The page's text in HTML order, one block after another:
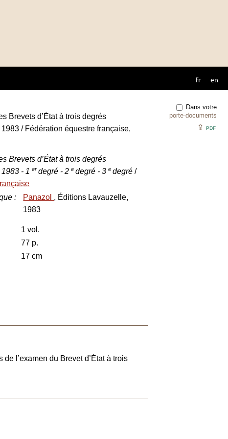
fr en
Dans votre
porte-documents
⇪ PDF
Brevets d’État à trois degrés
/ Fédération équestre française,
Brevets d’État à trois degrés
1983 - 1er degré - 2e degré - 3e degré/
: Panazol , Éditions Lavauzelle,
1983
1 vol.
77 p.
17 cm
l’examen du Brevet d’État à trois